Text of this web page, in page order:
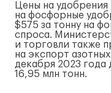
Цены на
на фосфорные
$575 за тонну на
спроса.
и торговли также
на экспорт
декабря 2023 года
16,95 млн тонн.